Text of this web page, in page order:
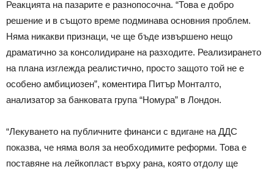
Реакцията на пазарите е разнопосочна. “Това е добро
решение и в същото време подминава основния проблем.
Няма никакви признаци, че ще бъде извършено нещо
драматично за консолидиране на разходите. Реализирането
на плана изглежда реалистично, просто защото той не е
особено амбициозен”, коментира Питър Монталто,
анализатор за банковата група “Номура” в Лондон.
“Лекуването на публичните финанси с вдигане на ДДС
показва, че няма воля за необходимите реформи. Това е
поставяне на лейкопласт върху рана, която отдолу ще